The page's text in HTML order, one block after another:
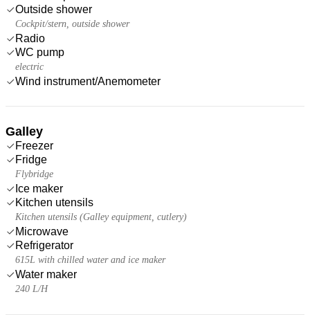
Outside shower
Cockpit/stern, outside shower
Radio
WC pump
electric
Wind instrument/Anemometer
Galley
Freezer
Fridge
Flybridge
Ice maker
Kitchen utensils
Kitchen utensils (Galley equipment, cutlery)
Microwave
Refrigerator
615L with chilled water and ice maker
Water maker
240 L/H